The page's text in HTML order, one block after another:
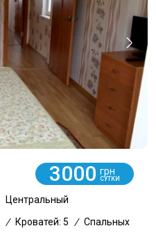
3000 грн
СУТКИ
Центральный
/ Кроватей: 5 / Спальных